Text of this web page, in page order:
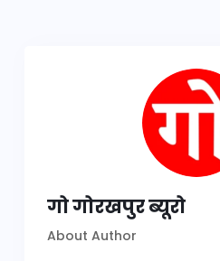
गो गोरखपुर ब्यूरो
About Author